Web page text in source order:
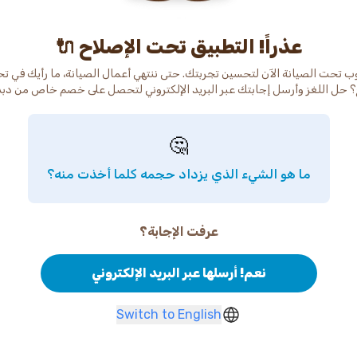
عذراً! التطبيق تحت الإصلاح 🔌
تحت الصيانة الآن لتحسين تجربتك. حتى ننتهي أعمال الصيانة، ما رأيك في
حل اللغز وأرسل إجابتك عبر البريد الإلكتروني لتحصل على خصم خاص من
🤔
ما هو الشيء الذي يزداد حجمه كلما أخذت منه؟
عرفت الإجابة؟
نعم! أرسلها عبر البريد الإلكتروني
Switch to English